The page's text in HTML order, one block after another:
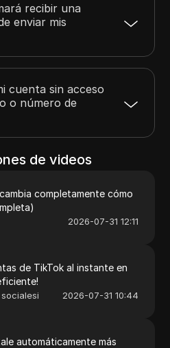
recibir una
enviar mis
cuenta sin acceso
o número de
de videos
completamente cómo
2026-07-31 12:11
de TikTok al instante en
2026-07-31 10:44
automáticamente más